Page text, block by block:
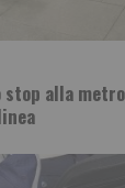
stop alla